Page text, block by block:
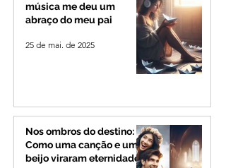
música me deu um
abraço do meu pai
25 de mai. de 2025
Nos ombros do destino:
Como uma canção e um
beijo viraram eternidade